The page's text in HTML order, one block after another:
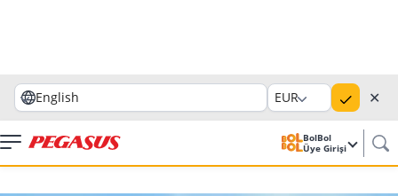
English EUR ✕
BolBol
Üye Girişi